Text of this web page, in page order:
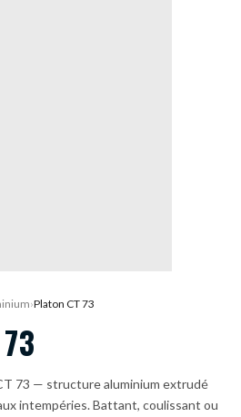
›Platon CT 73
73 — structure aluminium extrudé
intempéries. Battant, coulissant ou